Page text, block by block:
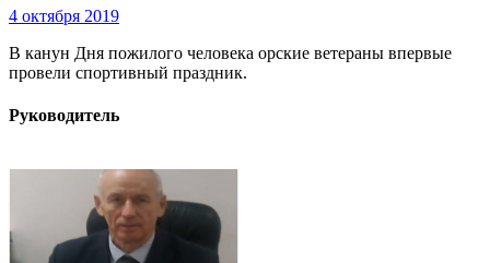
4 октября 2019
В канун Дня пожилого человека орские ветераны впервые
провели спортивный праздник.
Руководитель